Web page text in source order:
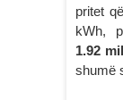
pritet
kWh,
1.92
shumë